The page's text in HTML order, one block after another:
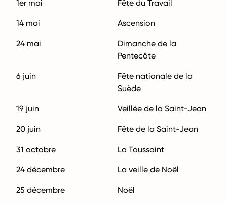
1er mai Fête du Travail
14 mai Ascension
24 mai
Dimanche de la
Pentecôte
6 juin
Fête nationale de la
Suède
19 juin Veillée de la Saint-Jean
20 juin Fête de la Saint-Jean
31 octobre La Toussaint
24 décembre La veille de Noël
25 décembre Noël